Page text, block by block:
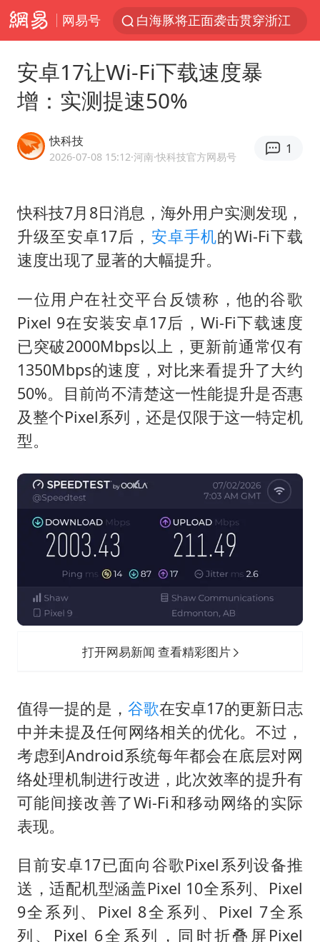
网易号
白海豚将正面袭击贯穿浙江
女主硬加吻戏短剧已下架
郑丽文：台湾从来没有“独立”过
实时追踪台风白海豚
四川宜宾市珙县发生3.4级地震
多个明星演唱会取消
女儿为争财产堵门阻挠父亲出殡
男孩参加珠心算比赛气定神闲
上海轮渡全线停航
制冰厂工人旺季能月入一万三
安卓17让Wi-Fi下载速度暴
增：实测提速50%
快科技
2026-07-08 15:12·河南·快科技官方网易号
1
快科技7月8日消息，海外用户实测发现，
升级至安卓17后， 安卓手机的Wi-Fi下载
速度出现了显著的大幅提升。
一位用户在社交平台反馈称，他的谷歌
Pixel 9在安装安卓17后，Wi-Fi下载速度
已突破2000Mbps以上，更新前通常仅有
1350Mbps的速度，对比来看提升了大约
50%。目前尚不清楚这一性能提升是否惠
及整个Pixel系列，还是仅限于这一特定机
型。
打开网易新闻 查看精彩图片
值得一提的是， 谷歌在安卓17的更新日志
中并未提及任何网络相关的优化。不过，
考虑到Android系统每年都会在底层对网
络处理机制进行改进，此次效率的提升有
可能间接改善了Wi-Fi和移动网络的实际
表现。
目前安卓17已面向谷歌Pixel系列设备推
送，适配机型涵盖Pixel 10全系列、Pixel
9全系列、Pixel 8全系列、Pixel 7全系
列、Pixel 6全系列，同时折叠屏Pixel